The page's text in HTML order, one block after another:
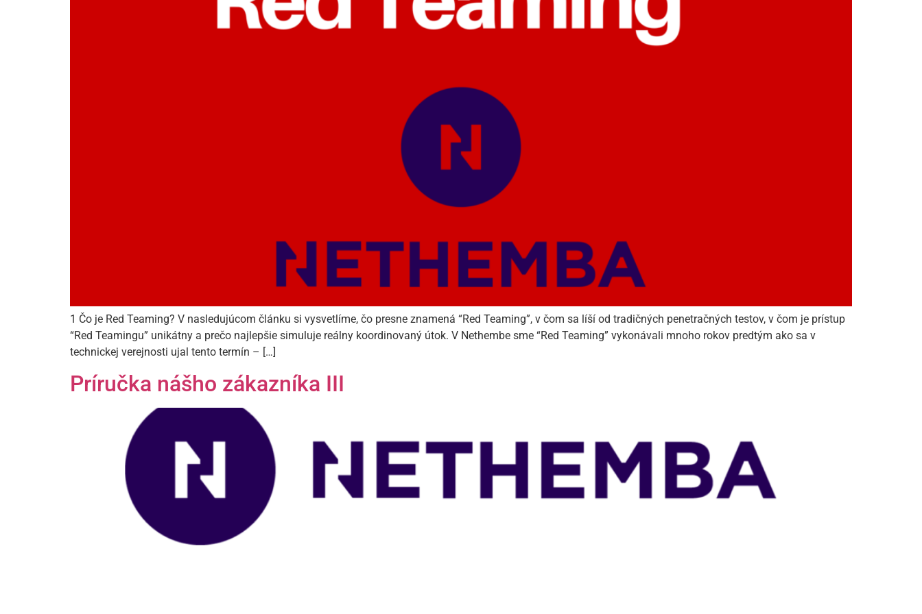
1 Čo je Red Teaming? V nasledujúcom článku si vysvetlíme, čo presne znamená “Red Teaming”, v čom sa líší od tradičných penetračných testov, v čom je prístup
“Red Teamingu” unikátny a prečo najlepšie simuluje reálny koordinovaný útok. V Nethembe sme “Red Teaming” vykonávali mnoho rokov predtým ako sa v
technickej verejnosti ujal tento termín – […]
Príručka nášho zákazníka III